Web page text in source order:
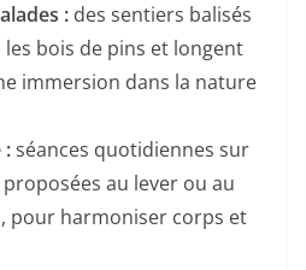
: des sentiers balisés
les bois de pins et longent
immersion dans la nature
:séances quotidiennes sur
au lever ou au
pour harmoniser corps et